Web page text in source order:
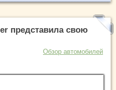
представила свою
Обзор автомобилей